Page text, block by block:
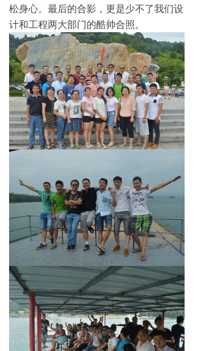
松身心。最后的合影，更是少不了我们设
计和工程两大部门的酷帅合照。